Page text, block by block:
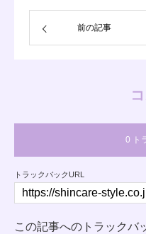
前の記事
0 ト
トラックバックURL
この記事へのトラックバ